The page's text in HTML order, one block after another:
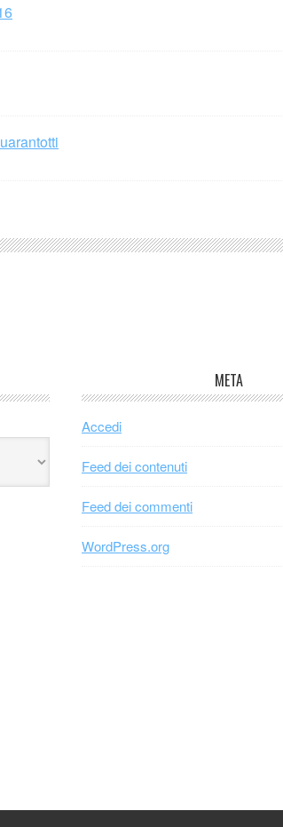
META
Accedi
Feed dei contenuti
Feed dei commenti
WordPress.org